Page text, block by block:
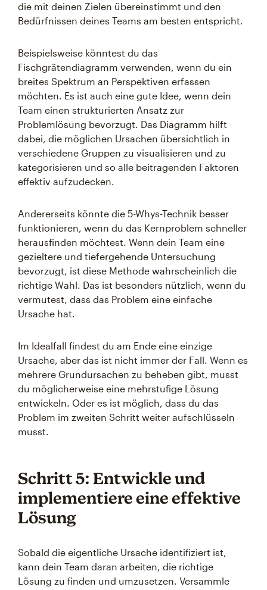
die mit deinen Zielen übereinstimmt und den
Bedürfnissen deines Teams am besten entspricht.
Beispielsweise könntest du das
Fischgrätendiagramm verwenden, wenn du ein
breites Spektrum an Perspektiven erfassen
möchten. Es ist auch eine gute Idee, wenn dein
Team einen strukturierten Ansatz zur
Problemlösung bevorzugt. Das Diagramm hilft
dabei, die möglichen Ursachen übersichtlich in
verschiedene Gruppen zu visualisieren und zu
kategorisieren und so alle beitragenden Faktoren
effektiv aufzudecken.
Andererseits könnte die 5-Whys-Technik besser
funktionieren, wenn du das Kernproblem schneller
herausfinden möchtest. Wenn dein Team eine
gezieltere und tiefergehende Untersuchung
bevorzugt, ist diese Methode wahrscheinlich die
richtige Wahl. Das ist besonders nützlich, wenn du
vermutest, dass das Problem eine einfache
Ursache hat.
Im Idealfall findest du am Ende eine einzige
Ursache, aber das ist nicht immer der Fall. Wenn es
mehrere Grundursachen zu beheben gibt, musst
du möglicherweise eine mehrstufige Lösung
entwickeln. Oder es ist möglich, dass du das
Problem im zweiten Schritt weiter aufschlüsseln
musst.
Schritt 5: Entwickle und
implementiere eine effektive
Lösung
Sobald die eigentliche Ursache identifiziert ist,
kann dein Team daran arbeiten, die richtige
Lösung zu finden und umzusetzen. Versammle